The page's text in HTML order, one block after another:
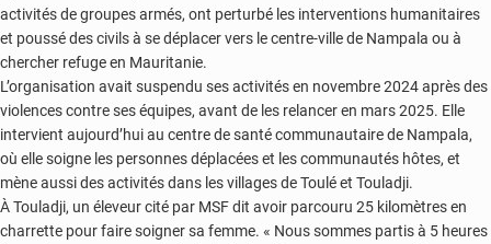
activités de groupes armés, ont perturbé les interventions humanitaires
et poussé des civils à se déplacer vers le centre-ville de Nampala ou à
chercher refuge en Mauritanie.
L’organisation avait suspendu ses activités en novembre 2024 après des
violences contre ses équipes, avant de les relancer en mars 2025. Elle
intervient aujourd’hui au centre de santé communautaire de Nampala,
où elle soigne les personnes déplacées et les communautés hôtes, et
mène aussi des activités dans les villages de Toulé et Touladji.
À Touladji, un éleveur cité par MSF dit avoir parcouru 25 kilomètres en
charrette pour faire soigner sa femme. « Nous sommes partis à 5 heures